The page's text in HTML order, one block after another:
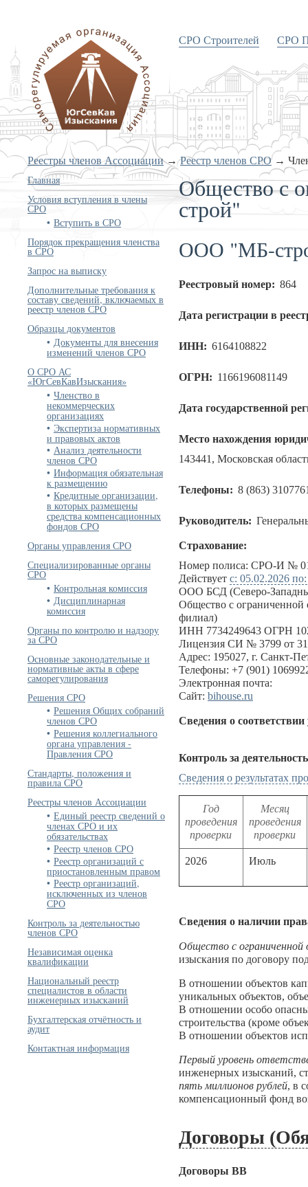
«Объединение изыскателей
Южного и Северо-Кавказского
округов»
СРО Строителей СРО
Реестры членов Ассоциации→Реестр членов СРО→
Главная
Условия вступления в члены
СРО
Вступить в СРО
Порядок прекращения членства
в СРО
Запрос на выписку
Дополнительные требования к
составу сведений, включаемых в
реестр членов СРО
Образцы документов
Документы для внесения
изменений членов СРО
О СРО АС
«ЮгСевКавИзыскания»
Членство в
некоммерческих
организациях
Экспертиза нормативных
и правовых актов
Анализ деятельности
членов СРО
Информация обязательная
к размещению
Кредитные организации,
в которых размещены
средства компенсационных
фондов СРО
Органы управления СРО
Специализированные органы
СРО
Контрольная комиссия
Дисциплинарная
комиссия
Органы по контролю и надзору
за СРО
Основные законодательные и
нормативные акты в сфере
саморегулирования
Решения СРО
Решения Общих собраний
членов СРО
Решения коллегиального
органа управления -
Правления СРО
Стандарты, положения и
правила СРО
Реестры членов Ассоциации
Единый реестр сведений о
членах СРО и их
обязательствах
Реестр членов СРО
Реестр организаций с
приостановленным правом
Реестр организаций,
исключенных из членов
СРО
Контроль за деятельностью
членов СРО
Независимая оценка
квалификации
Национальный реестр
специалистов в области
инженерных изысканий
Бухгалтерская отчётность и
аудит
Контактная информация
Общество с
строй"
ООО "МБ-
Реестровый номер: 864
Дата регистрации в
ИНН: 6164108822
ОГРН: 1166196081149
Дата государственной
Место нахождения
143441, Московская
Телефоны: 8 (863)
Руководитель:
Страхование:
Номер полиса: СРО-И №
Действует с: 05.02.2026
ООО БСД (Северо-
Общество с ограниченной
филиал)
ИНН 7734249643 ОГРН
Лицензия СИ № 3799 от
Адрес: 195027, г. Санкт-
Телефоны: +7 (901)
Электронная почта:
Сайт: bihouse.ru
Сведения о
Контроль за
Сведения о результатах
Год
проведения
проверки
Месяц
проведения
проверки
2026 Июль
Сведения о наличии
Общество с
изыскания по договору
В отношении объектов
уникальных объектов,
В отношении особо
строительства (кроме
В отношении объектов
Первый уровень
инженерных изысканий,
пять миллионов рублей, в
компенсационный фонд
Договоры
Договоры ВВ